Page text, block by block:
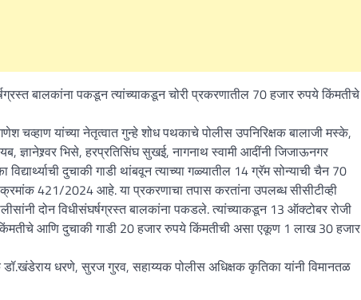
बालकांना पकडून त्यांच्याकडून चोरी प्रकरणातील 70 हजार रुपये किंमतीचे
चव्हाण यांच्या नेतृत्वात गुन्हे शोध पथकाचे पोलीस उपनिरिक्षक बालाजी मस्के,
भिसे, हरप्रतिसिंघ सुखई, नागनाथ स्वामी आदींनी जिजाऊनगर
दुचाकी गाडी थांबवून त्याच्या गळ्यातील 14 ग्रॅम सोन्याची चैन 70
421/2024 आहे. या प्रकरणाचा तपास करतांना उपलब्ध सीसीटीव्ही
दोन विधीसंघर्षग्रस्त बालकांना पकडले. त्यांच्याकडून 13 ऑक्टोबर रोजी
आणि दुचाकी गाडी 20 हजार रुपये किंमतीची असा एकूण 1 लाख 30 हजार
डॉ.खंडेराय धरणे, सुरज गुरव, सहाय्यक पोलीस अधिक्षक कृतिका यांनी विमानतळ